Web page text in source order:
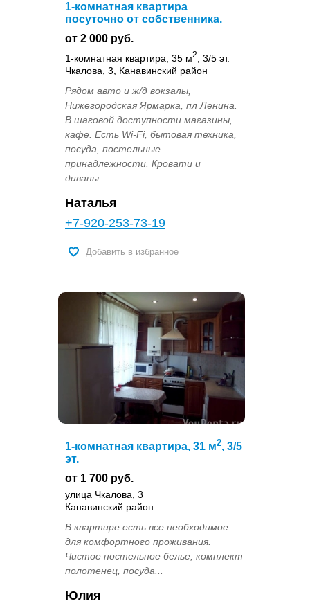
1-комнатная квартира
посуточно от собственника.
от 2 000 руб.
1-комнатная квартира, 35 м2
, 3/5 эт.
Чкалова, 3, Канавинский район
Рядом авто и ж/д вокзалы,
Нижегородская Ярмарка, пл Ленина.
В шаговой доступности магазины,
кафе. Есть Wi-Fi, бытовая техника,
посуда, постельные
принадлежности. Кровати и
диваны...
Наталья
+7-920-253-73-19
Добавить в избранное
1-комнатная квартира, 31 м2, 3/5
эт.
от 1 700 руб.
улица Чкалова, 3
Канавинский район
В квартире есть все необходимое
для комфортного проживания.
Чистое постельное белье, комплект
полотенец, посуда...
Юлия